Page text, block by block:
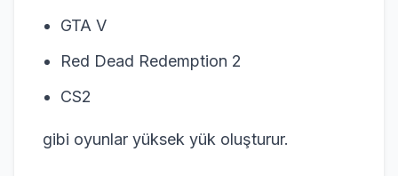
GTA V
Red Dead Redemption 2
CS2
gibi oyunlar yüksek yük oluşturur.